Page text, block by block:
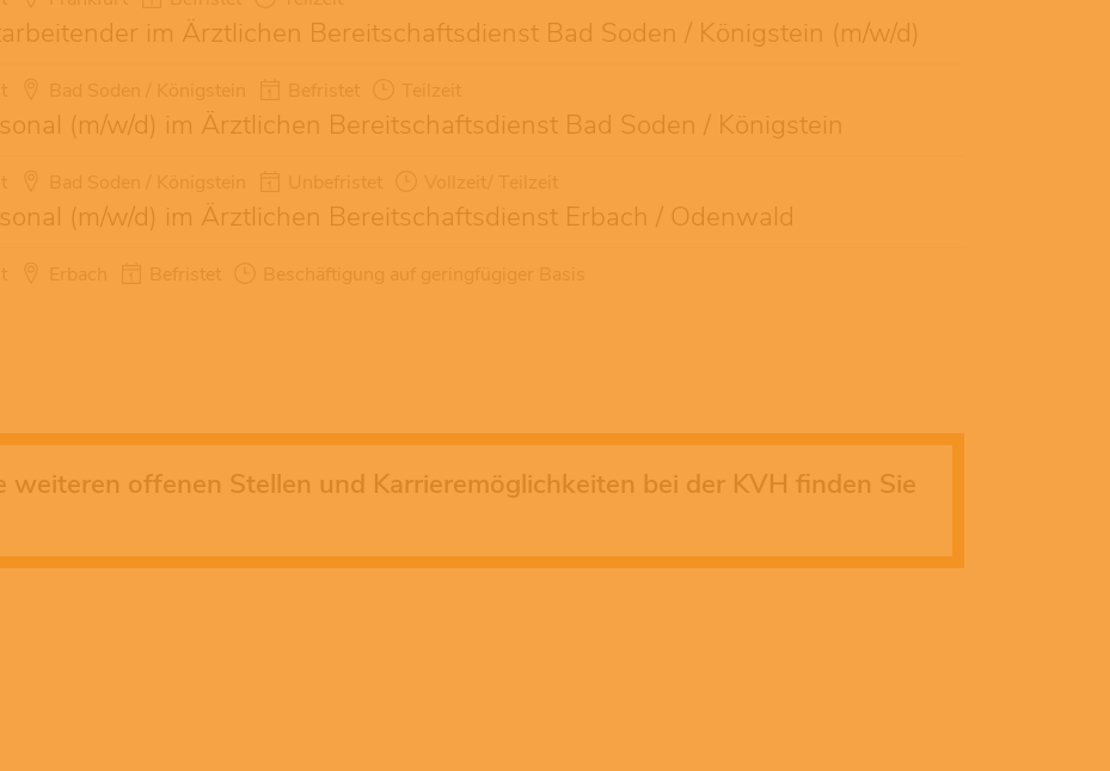
im Ärztlichen Bereitschaftsdienst Bad Soden / Königstein (m/w/d)
(m/w/d) im Ärztlichen Bereitschaftsdienst Bad Soden / Königstein
(m/w/d) im Ärztlichen Bereitschaftsdienst Erbach / Odenwald
weiteren offenen Stellen und Karrieremöglichkeiten bei der KVH finden Sie